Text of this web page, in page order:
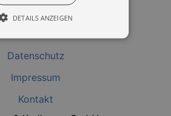
Datenschutz
Impressum
Kontakt
DETAILS ANZEIGEN
werden für die
Funktionen unserer Webseite
Beispiel für das Login in Ihren